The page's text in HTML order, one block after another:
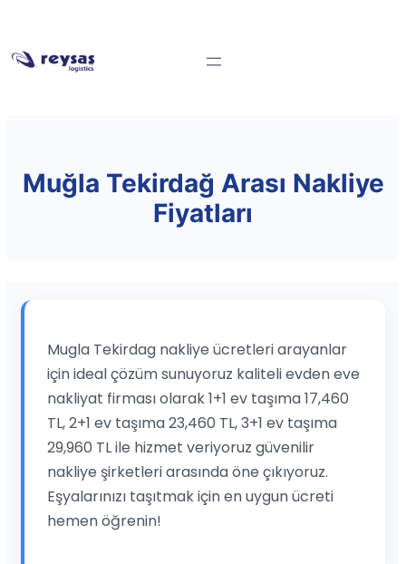
Muğla Tekirdağ Arası Nakliye
Fiyatları
Mugla Tekirdag nakliye ücretleri arayanlar
için ideal çözüm sunuyoruz kaliteli evden eve
nakliyat firması olarak 1+1 ev taşıma 17,460
TL, 2+1 ev taşıma 23,460 TL, 3+1 ev taşıma
29,960 TL ile hizmet veriyoruz güvenilir
nakliye şirketleri arasında öne çıkıyoruz.
Eşyalarınızı taşıtmak için en uygun ücreti
hemen öğrenin!